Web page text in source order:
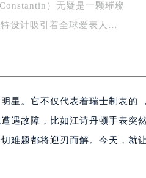
）无疑是一颗璀璨
设计吸引着全球爱表人…
星。它不仅代表着瑞士制表的 ，
遇故障，比如江诗丹顿手表突然
难题都将迎刃而解。今天，就让